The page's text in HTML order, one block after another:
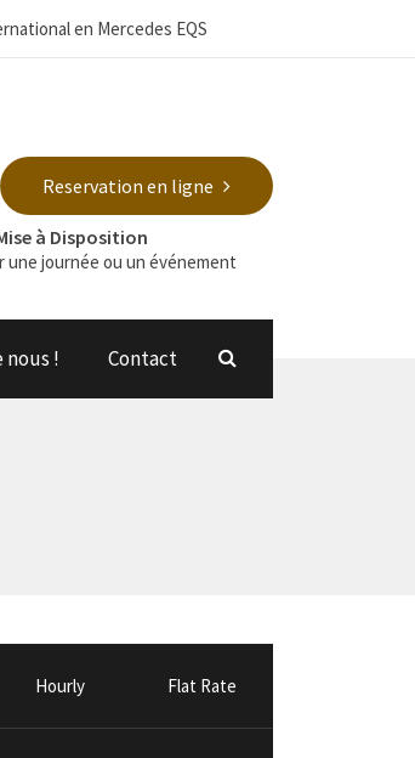
en Mercedes EQS
Reservation en ligne
à Disposition
une journée ou un événement
! Contact
Hourly Flat Rate